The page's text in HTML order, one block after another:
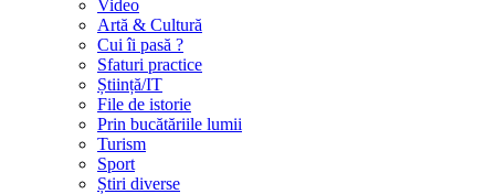
Video
Artă & Cultură
Cui îi pasă ?
Sfaturi practice
Știință/IT
File de istorie
Prin bucătăriile lumii
Turism
Sport
Știri diverse